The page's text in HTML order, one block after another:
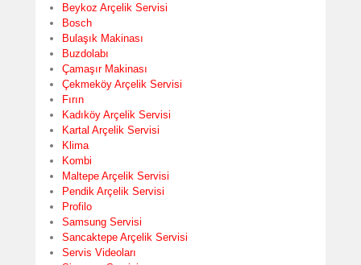
Beykoz Arçelik Servisi
Bosch
Bulaşık Makinası
Buzdolabı
Çamaşır Makinası
Çekmeköy Arçelik Servisi
Fırın
Kadıköy Arçelik Servisi
Kartal Arçelik Servisi
Klima
Kombi
Maltepe Arçelik Servisi
Pendik Arçelik Servisi
Profilo
Samsung Servisi
Sancaktepe Arçelik Servisi
Servis Videoları